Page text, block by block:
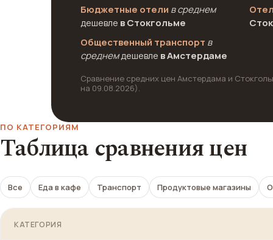
Бюджетные отели в среднем
дешевле в Стокгольме
Общественный транспорт в
среднемдешевле в Амстердаме
Сравнение средних цен Амстердама и
на 09.08.2026).
ПО КАТЕГОРИЯМ
Таблица сравнения цен
Все Еда в кафе Транспорт Продуктовые магазины
КАТЕГОРИЯ